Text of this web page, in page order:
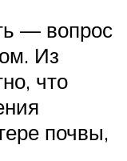
— вопрос
Из
что
почвы,